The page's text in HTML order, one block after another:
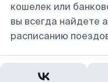
кошелек или
вы всегда найдете
расписанию